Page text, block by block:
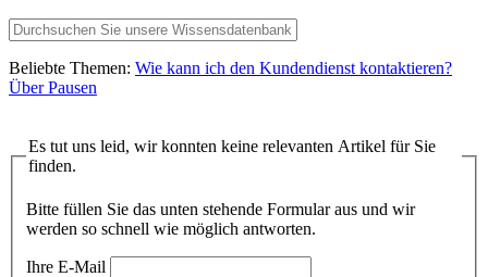
Beliebte Themen: Wie kann ich den Kundendienst kontaktieren?
Über Pausen
Es tut uns leid, wir konnten keine relevanten Artikel für Sie
finden.
Bitte füllen Sie das unten stehende Formular aus und wir
werden so schnell wie möglich antworten.
Ihre E-Mail